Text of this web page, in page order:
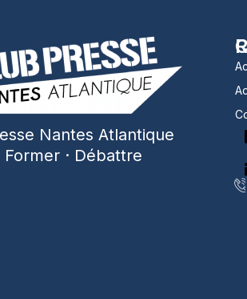
Nantes Atlantique
Former · Débattre